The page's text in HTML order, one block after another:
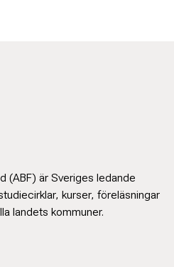
(ABF) är Sveriges ledande
kurser, föreläsningar
landets kommuner.